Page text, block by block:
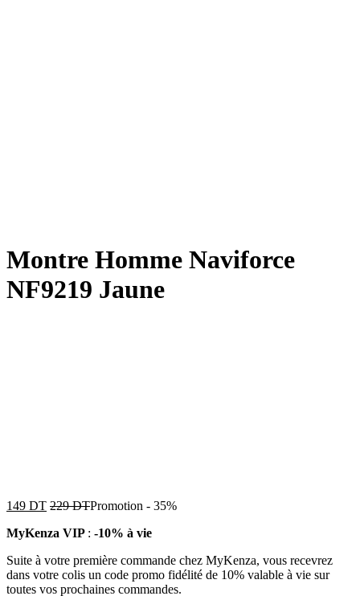
Montre Homme Naviforce
NF9219 Jaune
149 DT 229DTPromotion - 35%
MyKenza VIP : -10% à vie
Suite à votre première commande chez MyKenza, vous recevrez
dans votre colis un code promo fidélité de 10% valable à vie sur
toutes vos prochaines commandes.